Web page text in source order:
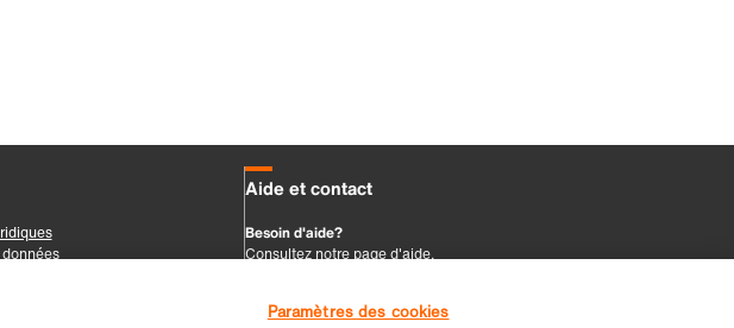
Paramètres des cookies